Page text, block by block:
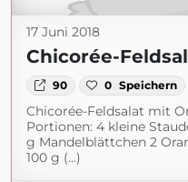
17 Juni 2018
Chicorée-
90 0 Speichern
Chicorée-Feldsalat mit
Portionen: 4 kleine
g Mandelblättchen 2
100 g (...)